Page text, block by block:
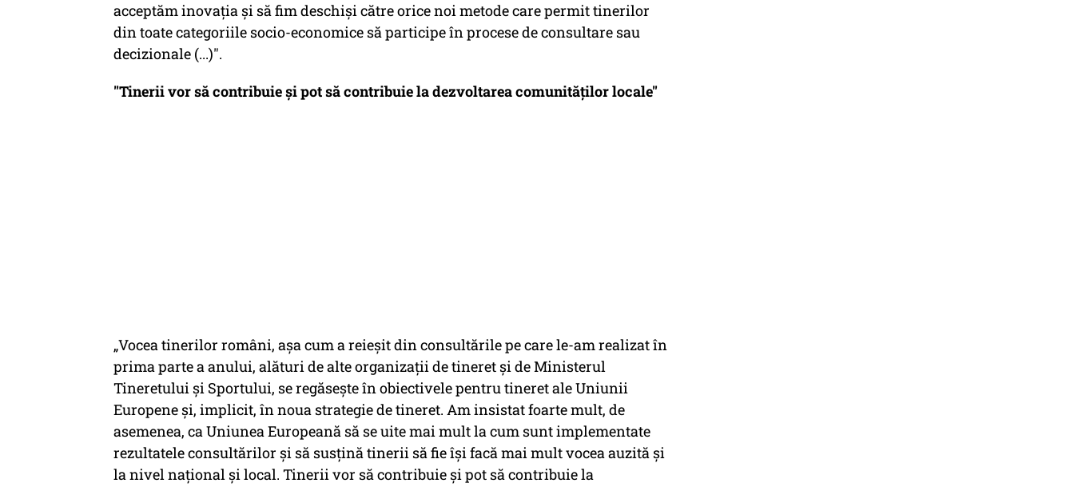
acceptăm inovația și să fim deschiși către orice noi metode care permit tinerilor
din toate categoriile socio-economice să participe în procese de consultare sau
decizionale (...)".
"Tinerii vor să contribuie și pot să contribuie la dezvoltarea comunităților locale"
„Vocea tinerilor români, așa cum a reieșit din consultările pe care le-am realizat în
prima parte a anului, alături de alte organizații de tineret și de Ministerul
Tineretului și Sportului, se regăsește în obiectivele pentru tineret ale Uniunii
Europene și, implicit, în noua strategie de tineret. Am insistat foarte mult, de
asemenea, ca Uniunea Europeană să se uite mai mult la cum sunt implementate
rezultatele consultărilor și să susțină tinerii să fie își facă mai mult vocea auzită și
la nivel național și local. Tinerii vor să contribuie și pot să contribuie la